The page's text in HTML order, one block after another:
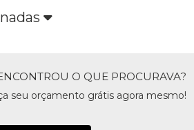
O QUE PROCURAVA?
seu orçamento grátis agora mesmo!